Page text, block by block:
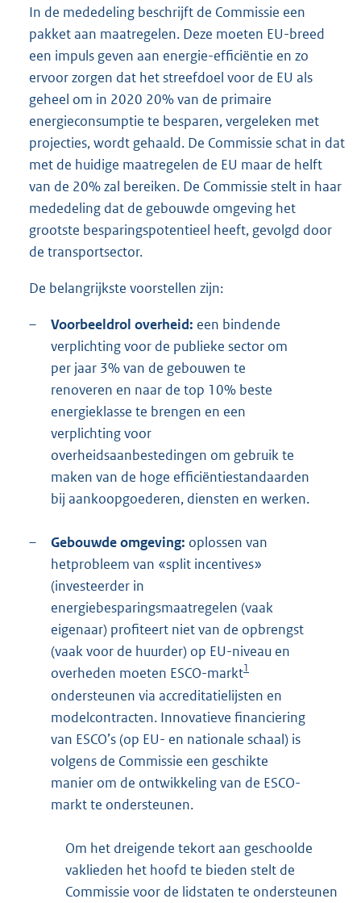
In de mededeling beschrijft de Commissie een
pakket aan maatregelen. Deze moeten EU-breed
een impuls geven aan energie-efficiëntie en zo
ervoor zorgen dat het streefdoel voor de EU als
geheel om in 2020 20% van de primaire
energieconsumptie te besparen, vergeleken met
projecties, wordt gehaald. De Commissie schat in dat
met de huidige maatregelen de EU maar de helft
van de 20% zal bereiken. De Commissie stelt in haar
mededeling dat de gebouwde omgeving het
grootste besparingspotentieel heeft, gevolgd door
de transportsector.
De belangrijkste voorstellen zijn:
– Voorbeeldrol overheid: een bindende
verplichting voor de publieke sector om
per jaar 3% van de gebouwen te
renoveren en naar de top 10% beste
energieklasse te brengen en een
verplichting voor
overheidsaanbestedingen om gebruik te
maken van de hoge efficiëntiestandaarden
bij aankoopgoederen, diensten en werken.
– Gebouwde omgeving: oplossen van
hetprobleem van «split incentives»
(investeerder in
energiebesparingsmaatregelen (vaak
eigenaar) profiteert niet van de opbrengst
(vaak voor de huurder) op EU-niveau en
overheden moeten ESCO-markt1
ondersteunen via accreditatielijsten en
modelcontracten. Innovatieve financiering
van ESCO’s (op EU- en nationale schaal) is
volgens de Commissie een geschikte
manier om de ontwikkeling van de ESCO-
markt te ondersteunen.
Om het dreigende tekort aan geschoolde
vaklieden het hoofd te bieden stelt de
Commissie voor de lidstaten te ondersteunen